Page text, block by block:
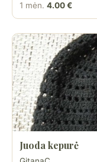
1 mėn. 4.00 €
Juoda kepurė